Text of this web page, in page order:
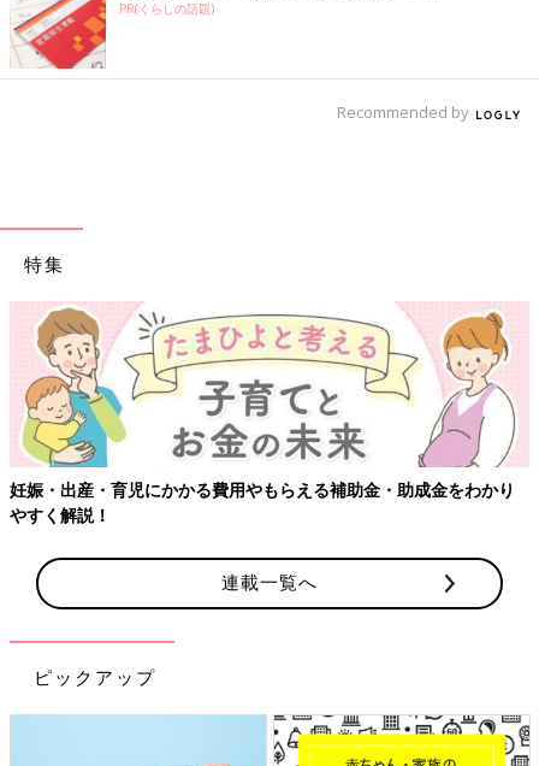
PR(くらしの話題)
Recommended by
特集
り
【ワクチン接種できるものも】妊婦の感染症対策、知っておい
連載一覧へ
ピックアップ